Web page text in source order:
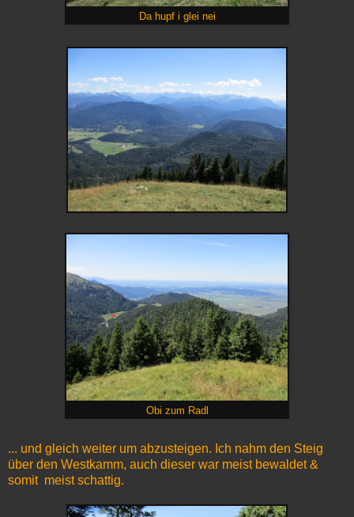
Da hupf i glei nei
Obi zum Radl
... und gleich weiter um abzusteigen. Ich nahm den Steig
über den Westkamm, auch dieser war meist bewaldet &
somit meist schattig.